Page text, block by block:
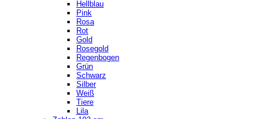
Hellblau
Pink
Rosa
Rot
Gold
Rosegold
Regenbogen
Grün
Schwarz
Silber
Weiß
Tiere
Lila